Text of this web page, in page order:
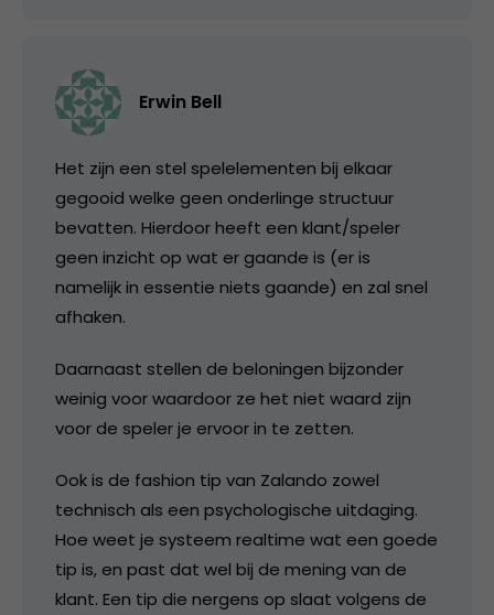
Erwin Bell
Het zijn een stel spelelementen bij elkaar
gegooid welke geen onderlinge structuur
bevatten. Hierdoor heeft een klant/speler
geen inzicht op wat er gaande is (er is
namelijk in essentie niets gaande) en zal snel
afhaken.
Daarnaast stellen de beloningen bijzonder
weinig voor waardoor ze het niet waard zijn
voor de speler je ervoor in te zetten.
Ook is de fashion tip van Zalando zowel
technisch als een psychologische uitdaging.
Hoe weet je systeem realtime wat een goede
tip is, en past dat wel bij de mening van de
klant. Een tip die nergens op slaat volgens de